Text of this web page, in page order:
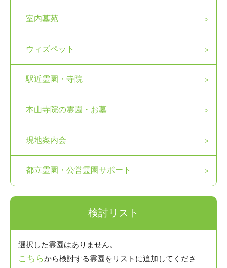
室内墓苑
ウィズペット
駅近霊園・寺院
本山寺院の霊園・お墓
現地案内会
都立霊園・公営霊園サポート
検討リスト
選択した霊園はありません。
こちらから検討する霊園をリストに追加してくださ